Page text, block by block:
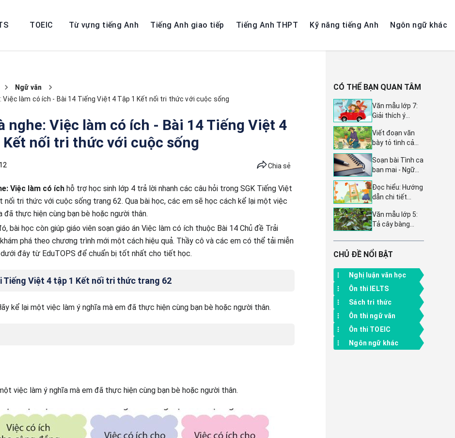
TOEIC Từ vựng tiếng Anh Tiếng Anh giao tiếp Tiếng Anh THPT Kỹ năng tiếng Anh Ngôn ngữ khác
Ngữ văn
Việc làm có ích - Bài 14 Tiếng Việt 4 Tập 1 Kết nối tri thức với cuộc sống
nghe: Việc làm có ích - Bài 14 Tiếng Việt 4
Kết nối tri thức với cuộc sống
12 Chia sẻ
Việc làm có íchhỗ trợ học sinh lớp 4 trả lời nhanh các câu hỏi trong SGK Tiếng Việt
nối tri thức với cuộc sống trang 62. Qua bài học, các em sẽ học cách kể lại một việc
đã thực hiện cùng bạn bè hoặc người thân.
bài học còn giúp giáo viên soạn giáo án Việc làm có ích thuộc Bài 14 Chủ đề Trải
phá theo chương trình mới một cách hiệu quả. Thầy cô và các em có thể tải miễn
đây từ EduTOPS để chuẩn bị tốt nhất cho tiết học.
Tiếng Việt 4 tập 1 Kết nối tri thức trang 62
kể lại một việc làm ý nghĩa mà em đã thực hiện cùng bạn bè hoặc người thân.
việc làm ý nghĩa mà em đã thực hiện cùng bạn bè hoặc người thân.
CÓ THỂ BẠN QUAN TÂM
Văn mẫu lớp 7:
Giải thích ý
của câu tục ngữ
'Đi một ngày
sàng khôn' qua
các bài văn mẫu
Viết đoạn văn
bày tỏ tình cảm
Sách Tiếng Việt
4 Chân trời sáng
Soạn bài Tình ca
ban mai - Ngữ
42 sách Cánh
diều tập 2:
tiết và sâu sắc
Đọc hiểu: Hướng
dẫn chi tiết
thi vẽ - Sách
Tiếng Việt 4
Văn mẫu lớp 5:
Tả cây bàng
cùng 11 bài văn
mẫu đặc sắc) -
cối
CHỦ ĐỀ NỔI BẬT
Nghị luận văn học
Ôn thi IELTS
Sách tri thức
Ôn thi ngữ văn
Ôn thi TOEIC
Ngôn ngữ khác